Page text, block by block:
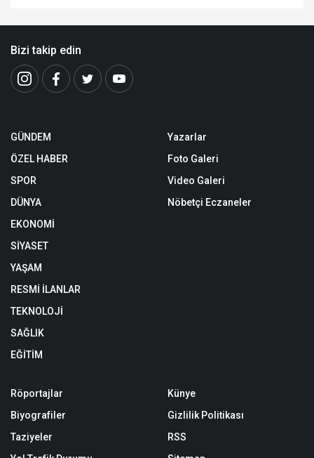
Bizi takip edin
GÜNDEM
ÖZEL HABER
SPOR
DÜNYA
EKONOMİ
SİYASET
YAŞAM
RESMİ İLANLAR
TEKNOLOJİ
SAĞLIK
EĞİTİM
Yazarlar
Foto Galeri
Video Galeri
Nöbetçi Eczaneler
Röportajlar
Biyografiler
Taziyeler
Künye
Gizlilik Politikası
RSS